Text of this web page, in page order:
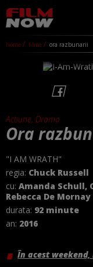
home filme ora razbunarii
Actiune, Drama
Ora
"I AM WRATH"
regia: Chuck Russell
cu: Amanda Schull,
Rebecca De Mornay
durata: 92 minute
an: 2016
În acest